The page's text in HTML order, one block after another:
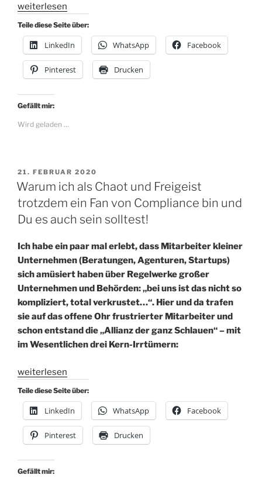
„If
your
team
fights
lot,
they
weiterlesen
Teile diese Seite über:
LinkedIn WhatsApp Facebook
Pinterest Drucken
Gefällt mir:
Wird geladen …
VERÖFFENTLICHT
AM
21. FEBRUAR 2020
Warum ich als Chaot und Freigeist
trotzdem ein Fan von Compliance bin und
Du es auch sein solltest!
Ich habe ein paar mal erlebt, dass Mitarbeiter kleiner
Unternehmen (Beratungen, Agenturen, Startups)
sich amüsiert haben über Regelwerke großer
Unternehmen und Behörden: „bei uns ist das nicht so
kompliziert, total verkrustet…“. Hier und da trafen
sie auf das offene Ohr frustrierter Mitarbeiter und
schon entstand die „Allianz der ganz Schlauen“ – mit
im Wesentlichen drei Kern-Irrtümern:
„Warum
ich
als
Chaot
und
Freigeist
ein
weiterlesen
Teile diese Seite über:
LinkedIn WhatsApp Facebook
Pinterest Drucken
Gefällt mir: